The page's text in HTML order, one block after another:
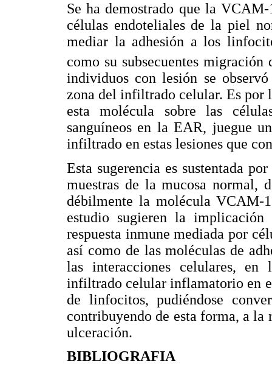
Se ha demostrado que la
células endoteliales de la piel
mediar la adhesión a los
como su subsecuentes
individuos con lesión se
zona del infiltrado celular. Es por
esta molécula sobre las
sanguíneos en la EAR, juegue
infiltrado en estas lesiones que
Esta sugerencia es sustentada
muestras de la mucosa normal,
débilmente la molécula VCAM-
estudio sugieren la
respuesta inmune mediada por
así como de las moléculas de
las interacciones celulares,
infiltrado celular inflamatorio en
de linfocitos, pudiéndose
contribuyendo de esta forma, a
ulceración.
BIBLIOGRAFIA